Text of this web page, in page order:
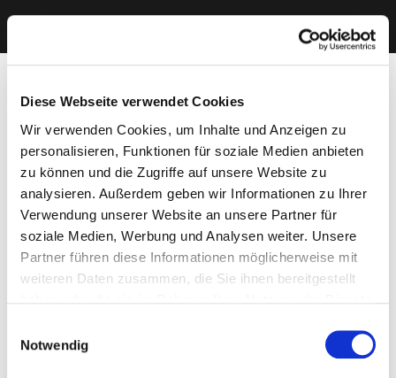
Diese Webseite verwendet Cookies
Wir verwenden Cookies, um Inhalte und Anzeigen zu
personalisieren, Funktionen für soziale Medien anbieten
zu können und die Zugriffe auf unsere Website zu
analysieren. Außerdem geben wir Informationen zu Ihrer
Verwendung unserer Website an unsere Partner für
soziale Medien, Werbung und Analysen weiter. Unsere
Partner führen diese Informationen möglicherweise mit
weiteren Daten zusammen, die Sie ihnen bereitgestellt
Cookies, wenn Sie unsere Webseite weiterhin nutzen.
Notwendig